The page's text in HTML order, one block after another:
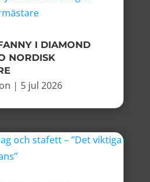
I DIAMOND
NORDISK
| 5 jul 2026